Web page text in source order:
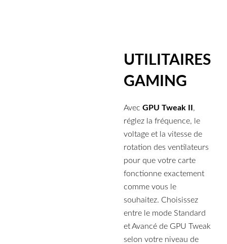
UTILITAIRES
GAMING
AvecGPU Tweak II ,
réglez la fréquence, le
voltage et la vitesse de
rotation des ventilateurs
pour que votre carte
fonctionne exactement
comme vous le
souhaitez. Choisissez
entre le mode Standard
et Avancé de GPU Tweak
selon votre niveau de